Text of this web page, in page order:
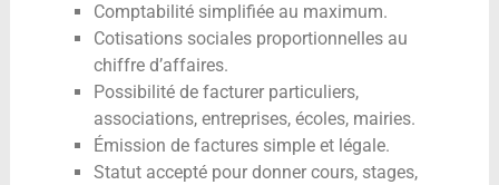
Comptabilité simplifiée au maximum.
Cotisations sociales proportionnelles au
chiffre d’affaires.
Possibilité de facturer particuliers,
associations, entreprises, écoles, mairies.
Émission de factures simple et légale.
Statut accepté pour donner cours, stages,